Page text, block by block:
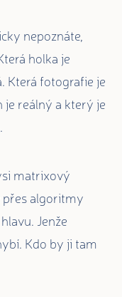
nepoznáte,
holka je
Která fotografie je
reálný a který je
matrixový
přes algoritmy
Jenže
Kdo by ji tam